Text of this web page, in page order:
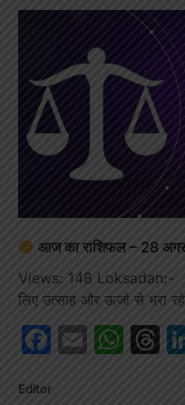
आज का राशिफल – 28
Views: 148 Loksadan:-
लिए उत्साह और ऊर्जा से भरा
Facebook
Email
Editor